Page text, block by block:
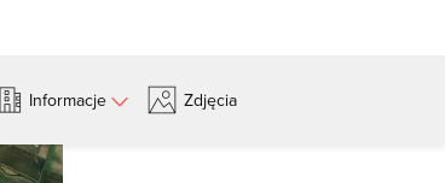
Informacje Zdjęcia